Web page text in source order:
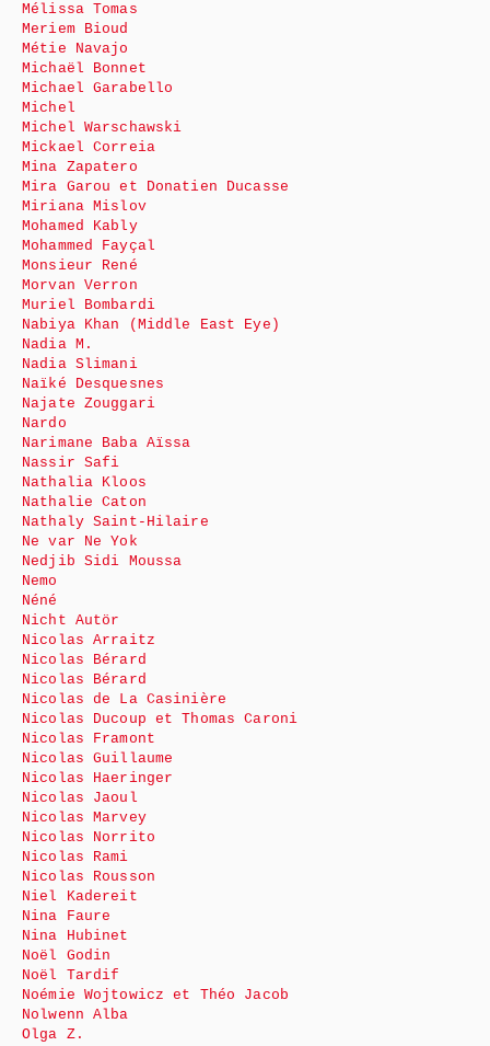
Mélissa Tomas
Meriem Bioud
Métie Navajo
Michaël Bonnet
Michael Garabello
Michel
Michel Warschawski
Mickael Correia
Mina Zapatero
Mira Garou et Donatien Ducasse
Miriana Mislov
Mohamed Kably
Mohammed Fayçal
Monsieur René
Morvan Verron
Muriel Bombardi
Nabiya Khan (Middle East Eye)
Nadia M.
Nadia Slimani
Naïké Desquesnes
Najate Zouggari
Nardo
Narimane Baba Aïssa
Nassir Safi
Nathalia Kloos
Nathalie Caton
Nathaly Saint-Hilaire
Ne var Ne Yok
Nedjib Sidi Moussa
Nemo
Néné
Nicht Autör
Nicolas Arraitz
Nicolas Bérard
Nicolas Bérard
Nicolas de La Casinière
Nicolas Ducoup et Thomas Caroni
Nicolas Framont
Nicolas Guillaume
Nicolas Haeringer
Nicolas Jaoul
Nicolas Marvey
Nicolas Norrito
Nicolas Rami
Nicolas Rousson
Niel Kadereit
Nina Faure
Nina Hubinet
Noël Godin
Noël Tardif
Noémie Wojtowicz et Théo Jacob
Nolwenn Alba
Olga Z.